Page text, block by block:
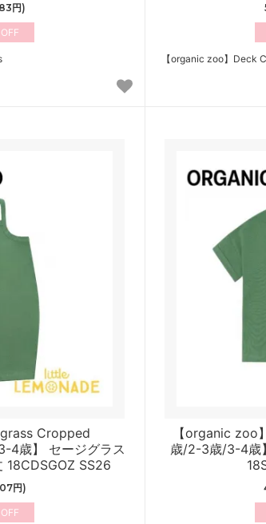
円)
【organic zoo】Deck
Cropped
4歳】 セージグラス
18CDSGOZ SS26
円)
【organic zoo
歳/2-3歳/3-4歳